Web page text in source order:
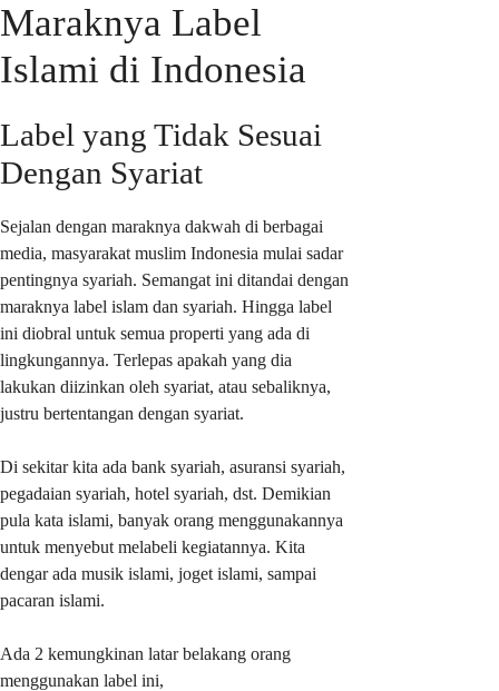
Maraknya Label
Islami di Indonesia
Label yang Tidak Sesuai
Dengan Syariat
Sejalan dengan maraknya dakwah di berbagai
media, masyarakat muslim Indonesia mulai sadar
pentingnya syariah. Semangat ini ditandai dengan
maraknya label islam dan syariah. Hingga label
ini diobral untuk semua properti yang ada di
lingkungannya. Terlepas apakah yang dia
lakukan diizinkan oleh syariat, atau sebaliknya,
justru bertentangan dengan syariat.
Di sekitar kita ada bank syariah, asuransi syariah,
pegadaian syariah, hotel syariah, dst. Demikian
pula kata islami, banyak orang menggunakannya
untuk menyebut melabeli kegiatannya. Kita
dengar ada musik islami, joget islami, sampai
pacaran islami.
Ada 2 kemungkinan latar belakang orang
menggunakan label ini,